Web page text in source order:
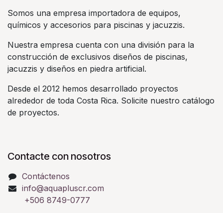
Somos una empresa importadora de equipos,
químicos y accesorios para piscinas y jacuzzis.
Nuestra empresa cuenta con una división para la
construcción de exclusivos diseños de piscinas,
jacuzzis y diseños en piedra artificial.
Desde el 2012 hemos desarrollado proyectos
alrededor de toda Costa Rica. Solicite nuestro catálogo
de proyectos.
Contacte con nosotros
Contáctenos
info@aquapluscr.com
+506 8749-0777